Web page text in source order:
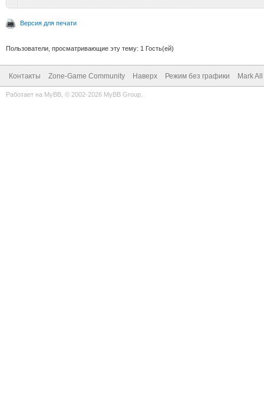
Версия для печати
Пользователи, просматривающие эту тему: 1 Гость(ей)
Контакты Zone-Game Community Наверх Режим без графики Mark
Работает на MyBB , © 2002-2026 MyBB Group